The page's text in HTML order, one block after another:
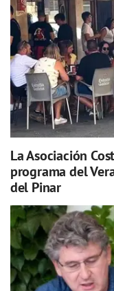
La Asociación
programa del
del Pinar